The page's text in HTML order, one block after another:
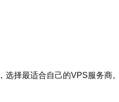
择最适合自己的VPS服务商。